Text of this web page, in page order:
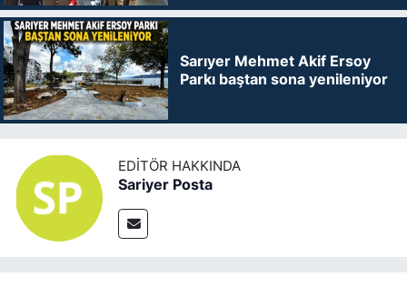
Sarıyer Mehmet Akif Ersoy
Parkı baştan sona yenileniyor
EDITÖR HAKKINDA
Sariyer Posta